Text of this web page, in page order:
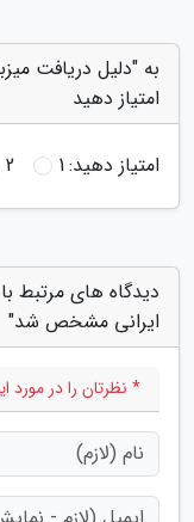
به "دلیل دریافت
امتیاز دهید
امتیاز دهید:1
2
دیدگاه های مرتبط
ایرانی مشخص شد"
* نظرتان را در مورد